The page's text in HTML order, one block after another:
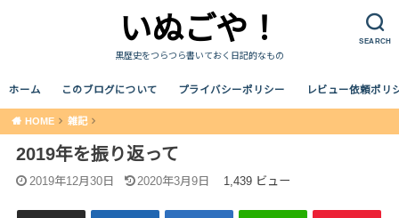
SEARCH
いぬごや！
黒歴史をつらつら書いておく日記的なもの
ホーム このブログについて プライバシーポリシー レビュー依頼ポリ
HOME 雑記
2019年を振り返って
2019年12月30日 2020年3月9日 1,439 ビュー